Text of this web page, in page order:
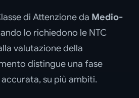
di Attenzione da Medio-
lo richiedono le NTC
valutazione della
distingue una fase
su più ambiti.